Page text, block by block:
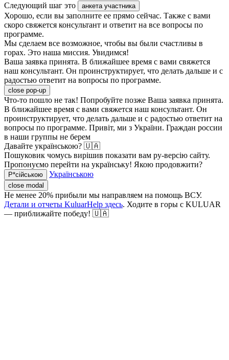
Следующий шаг это
анкета участника
Хорошо, если вы заполните ее прямо сейчас. Также с вами
скоро свяжется консультант и ответит на все вопросы по
программе.
Мы сделаем все возможное, чтобы вы были счастливы в
горах. Это наша миссия. Увидимся!
Ваша заявка принята. В ближайшее время с вами свяжется
наш консультант. Он проинструктирует, что делать дальше и с
радостью ответит на вопросы по программе.
close pop-up
Что-то пошло не так! Попробуйте позже Ваша заявка принята.
В ближайшее время с вами свяжется наш консультант. Он
проинструктирует, что делать дальше и с радостью ответит на
вопросы по программе. Привіт, ми з України. Граждан россии
в наши группы не берем
Давайте українською? 🇺🇦
Пошуковик чомусь вирішив показати вам ру-версію сайту.
Пропонуємо перейти на українську! Якою продовжити?
Р*сійською Українською
close modal
Не менее 20% прибыли мы направляем на помощь ВСУ.
Детали и отчеты KuluarHelp здесь. Ходите в горы с KULUAR
— приближайте победу! 🇺🇦